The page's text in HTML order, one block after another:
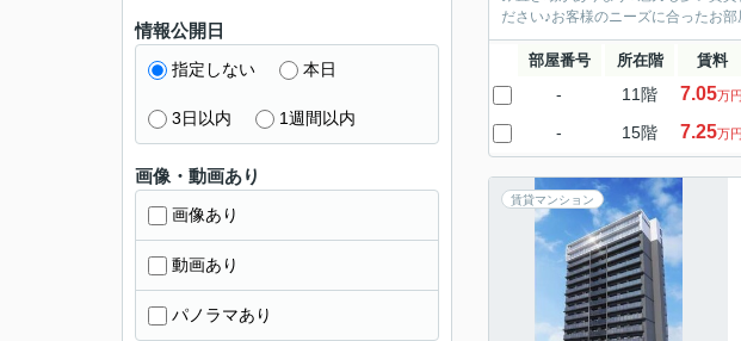
ださい♪お客様のニーズに合ったお
部屋番号 所在階 賃料
- 11階 7.05万円
- 15階 7.25万円
賃貸マンション
情報公開日
指定しない 本日
3日以内 1週間以内
画像・動画あり
画像あり
動画あり
パノラマあり